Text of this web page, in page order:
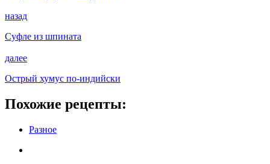
назад
Суфле из шпината
далее
Острый хумус по-индийски
Похожие рецепты:
Разное